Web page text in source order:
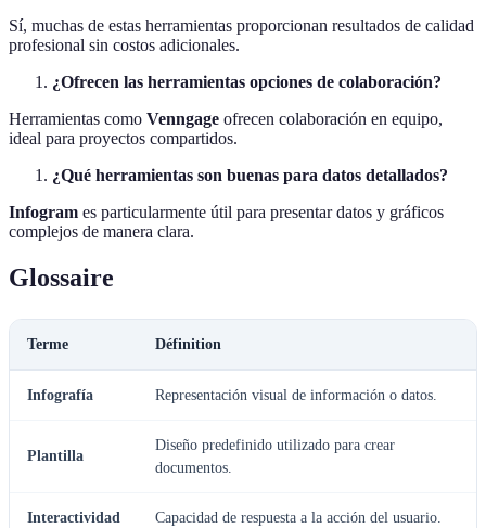
Sí, muchas de estas herramientas proporcionan resultados de calidad
profesional sin costos adicionales.
¿Ofrecen las herramientas opciones de colaboración?
Herramientas como Venngage ofrecen colaboración en equipo,
ideal para proyectos compartidos.
¿Qué herramientas son buenas para datos detallados?
Infogram es particularmente útil para presentar datos y gráficos
complejos de manera clara.
Glossaire
Terme Définition
Infografía Representación visual de información o datos.
Plantilla
Diseño predefinido utilizado para crear
documentos.
Interactividad Capacidad de respuesta a la acción del usuario.